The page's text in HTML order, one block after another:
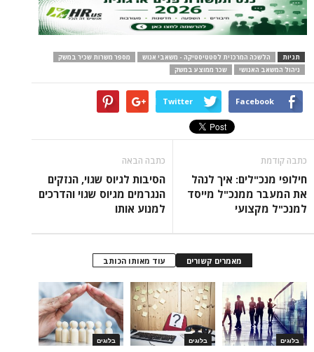
תגיות הלשכה המרכזית לסטטיסטיקה - משאבי אנוש
מספר משרות שכיר במשק
ניהול המשאב האנושי
שכר ממוצע במשק
Facebook
Twitter
כתבה קודמת
חילופי מנכ"לים: איך לנהל
את המעבר ממנכ"ל מייסד
למנכ"ל מקצועי
כתבה הבאה
הסיבות לגיוס שגוי, הנזקים
הנגרמים מגיוס שגוי והדרכים
למנוע אותו
מאמרים קשורים עוד מאותו הכותב
בלוגים בלוגים בלוגים